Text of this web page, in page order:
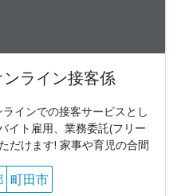
ライン接客係
インでの接客サービスとし
イト雇用、業務委託(フリー
だけます! 家事や育児の合間
町田市